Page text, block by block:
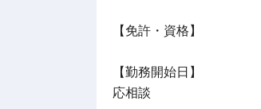
【免許・資格】
【勤務開始日】
応相談